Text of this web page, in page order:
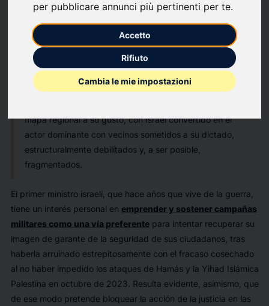
per pubblicare annunci più pertinenti per te.
Accetto
Rifiuto
Cambia le mie impostazioni
campaña en el Líbano. Y si todavía no están claras las
motivaciones de Donald Trump para dejarse arrastrar por Tel
Aviv hacia guerras en las que no están en juego sus intereses
vitales, pocas dudas cabe albergar sobre las razones que
llevan a Benjamín Netanyahu a volver a apostar por las armas
en ambos casos.
mapa regional a su gusto, con Israel convertido en el
actor dominante con vecinos sometidos a su dictado,
estructuralmente debilitados y, a ser posible,
fragmentados.
El primer ministro israelí, que hace años que vive de la guerra,
tiene un interés personal en emprender y sostener campañas
militares como una vía preferentepara intentar recuperar su
imagen de garante de la seguridad de sus ciudadanos, tras
haberla arruinado estrepitosamente con el fracaso cosechado
al no haber impedido los ataques de Hamás y la Yihad Islámica
Palestina en octubre de 2023. Resulta evidente, asimismo, que
de ese modo pretende bloquear la acción de la justicia en las